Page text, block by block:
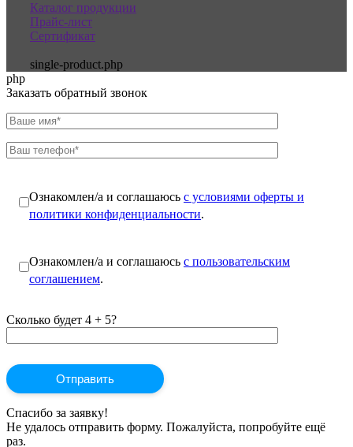
Каталог продукции
Прайс-лист
Сертификат
single-product.php
php
Заказать обратный звонок
Ознакомлен/а и соглашаюсь с условиями оферты и
политики конфиденциальности.
Ознакомлен/а и соглашаюсь с пользовательским
соглашением.
Сколько будет 4 + 5?
Спасибо за заявку!
Не удалось отправить форму. Пожалуйста, попробуйте ещё
раз.